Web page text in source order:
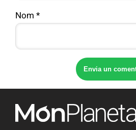
Nom *